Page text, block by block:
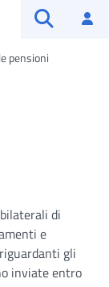
pensioni
di
e
gli
inviate entro